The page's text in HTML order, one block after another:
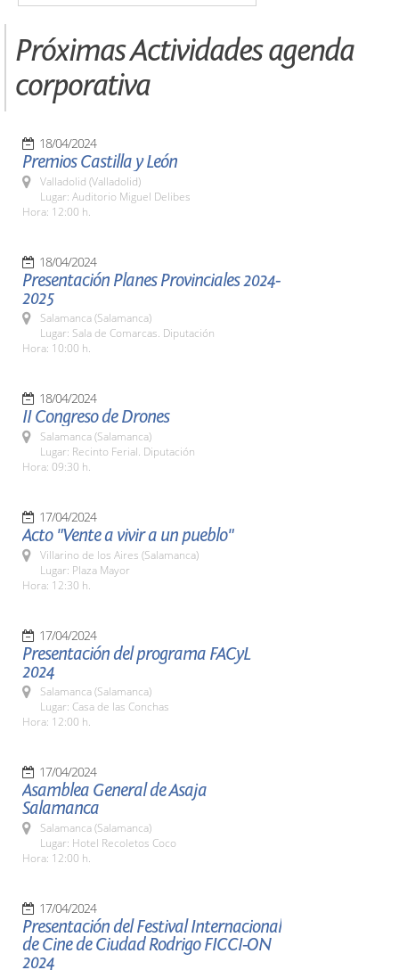
Próximas Actividades agenda
corporativa
18/04/2024
Premios Castilla y León
Valladolid (Valladolid)
Lugar: Auditorio Miguel Delibes
Hora: 12:00 h.
18/04/2024
Presentación Planes Provinciales 2024-
2025
Salamanca (Salamanca)
Lugar: Sala de Comarcas. Diputación
Hora: 10:00 h.
18/04/2024
II Congreso de Drones
Salamanca (Salamanca)
Lugar: Recinto Ferial. Diputación
Hora: 09:30 h.
17/04/2024
Acto "Vente a vivir a un pueblo"
Villarino de los Aires (Salamanca)
Lugar: Plaza Mayor
Hora: 12:30 h.
17/04/2024
Presentación del programa FACyL
2024
Salamanca (Salamanca)
Lugar: Casa de las Conchas
Hora: 12:00 h.
17/04/2024
Asamblea General de Asaja
Salamanca
Salamanca (Salamanca)
Lugar: Hotel Recoletos Coco
Hora: 12:00 h.
17/04/2024
Presentación del Festival Internacional
de Cine de Ciudad Rodrigo FICCI-ON
2024